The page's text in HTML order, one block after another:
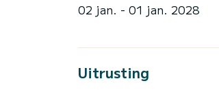
02 jan. - 01 jan. 2028
Uitrusting